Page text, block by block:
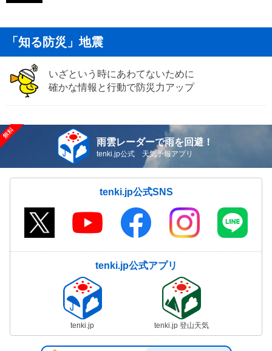
「知る防災」地震
いざという時にあわてないために
確かな情報と行動で防災力アップ
雨雲レーダーで雨を回避！
tenki.jp公式 天気予報アプリ
tenki.jp公式SNS
tenki.jp公式アプリ
tenki.jp tenki.jp 登山天気